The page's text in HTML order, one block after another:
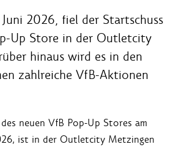
2026, fiel der Startschuss
Up Store in der Outletcity
hinaus wird es in den
zahlreiche VfB-Aktionen
neuen VfB Pop-Up Stores am
ist in der Outletcity Metzingen